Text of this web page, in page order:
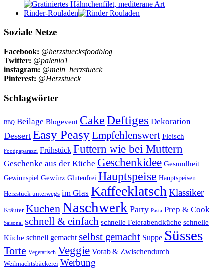
Rinder-Rouladen
Soziale Netze
Facebook: @herzstuecksfoodblog
Twitter: @palenio1
instagram: @mein_herzstueck
Pinterest: @Herzstueck
Schlagwörter
BBQ Beilage Blogevent CakeDeftiges Dekoration
Dessert Easy PeasyEmpfehlenswert Fleisch
Foodpaparazzi Frühstück Futtern wie bei Muttern
Geschenke aus der Küche Geschenkidee Gesundheit
Gewinnspiel Gewürz Glutenfrei Hauptspeise Hauptspeisen
Herzstück unterwegs im Glas Kaffeeklatsch Klassiker
Kräuter Kuchen Naschwerk Party Pasta Prep & Cook
Saisonal schnell & einfach schnelle Feierabendküche schnelle
Küche schnell gemacht selbst gemacht Suppe Süsses
Torte Vegetarisch Veggie Vorab & Zwischendurch
Weihnachtsbäckerei Werbung